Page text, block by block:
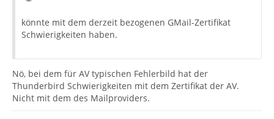
könnte mit dem derzeit bezogenen GMail-Zertifikat
Schwierigkeiten haben.
Nö, bei dem für AV typischen Fehlerbild hat der
Thunderbird Schwierigkeiten mit dem Zertifikat der AV.
Nicht mit dem des Mailproviders.